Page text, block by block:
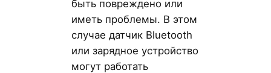
быть повреждено или
иметь проблемы. В этом
случае датчик Bluetooth
или зарядное устройство
могут работать